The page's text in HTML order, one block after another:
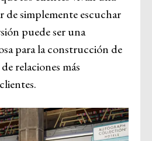
de simplemente escuchar
puede ser una
para la construcción de
relaciones más